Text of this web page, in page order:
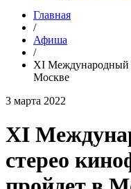
Главная
/
Афиша
/
XI Международный
Москве
3 марта 2022
XI
стерео